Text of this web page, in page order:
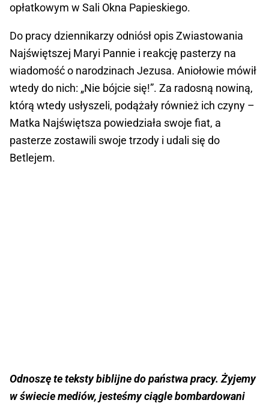
opłatkowym w Sali Okna Papieskiego.
Do pracy dziennikarzy odniósł opis Zwiastowania
Najświętszej Maryi Pannie i reakcję pasterzy na
wiadomość o narodzinach Jezusa. Aniołowie mówił
wtedy do nich: „Nie bójcie się!”. Za radosną nowiną,
którą wtedy usłyszeli, podążały również ich czyny –
Matka Najświętsza powiedziała swoje fiat, a
pasterze zostawili swoje trzody i udali się do
Betlejem.
Odnoszę te teksty biblijne do państwa pracy. Żyjemy
w świecie mediów, jesteśmy ciągle bombardowani